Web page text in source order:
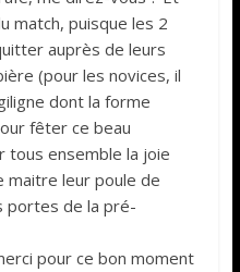
match, puisque les 2
auprès de leurs
(pour les novices, il
dont la forme
fêter ce beau
tous ensemble la joie
maitre leur poule de
portes de la pré-
pour ce bon moment